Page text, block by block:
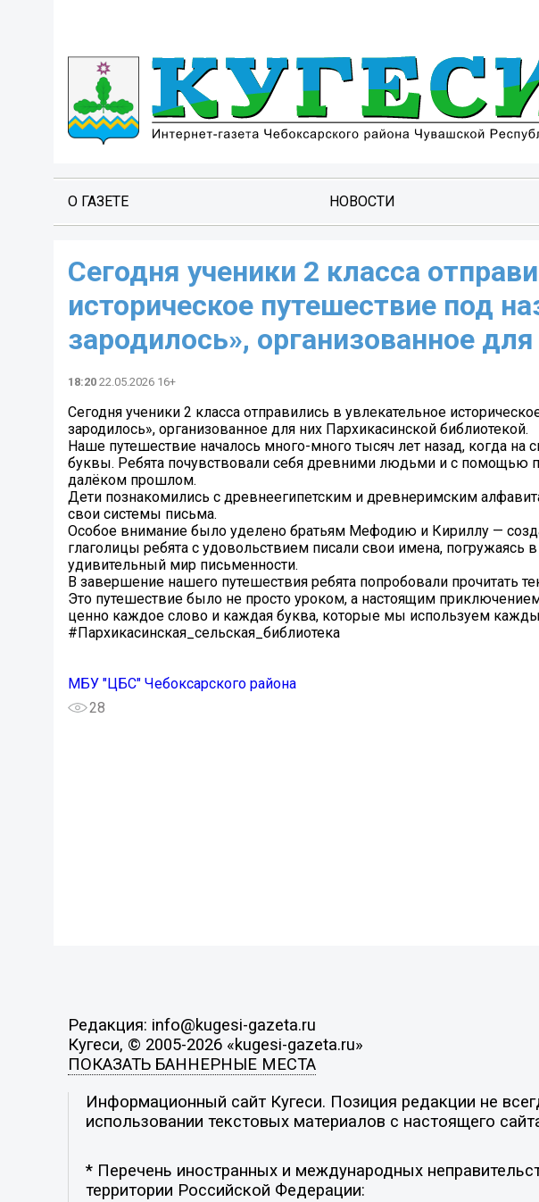
О ГАЗЕТЕ НОВОСТИ
Сегодня ученики 2 класса
историческое путешествие под
зародилось», организованное
18:20 22.05.2026 16+
Сегодня ученики 2 класса отправились в увлекательное
зародилось», организованное для них Пархикасинской библиотекой.
Наше путешествие началось много-много тысяч лет назад, когда на
буквы. Ребята почувствовали себя древними людьми и с помощью
далёком прошлом.
Дети познакомились с древнеегипетским и древнеримским
свои системы письма.
Особое внимание было уделено братьям Мефодию и Кириллу —
глаголицы ребята с удовольствием писали свои имена,
удивительный мир письменности.
В завершение нашего путешествия ребята попробовали прочитать
Это путешествие было не просто уроком, а настоящим
ценно каждое слово и каждая буква, которые мы используем
#Пархикасинская_сельская_библиотека
МБУ "ЦБС" Чебоксарского района
28
Редакция: info@kugesi-gazeta.ru
Кугеси, © 2005-2026 «kugesi-gazeta.ru»
ПОКАЗАТЬ БАННЕРНЫЕ МЕСТА
Информационный сайт Кугеси. Позиция редакции не
использовании текстовых материалов с настоящего
* Перечень иностранных и международных
территории Российской Федерации: